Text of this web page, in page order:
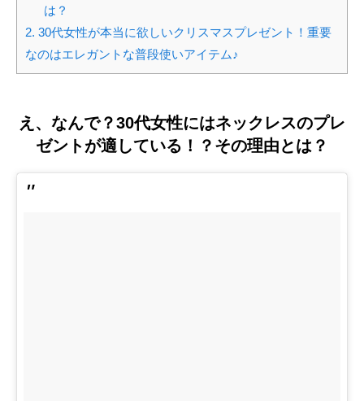
は？
2. 30代女性が本当に欲しいクリスマスプレゼント！重要
なのはエレガントな普段使いアイテム♪
え、なんで？30代女性にはネックレスのプレ
ゼントが適している！？その理由とは？